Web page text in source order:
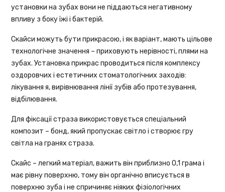
установки на зубах вони не піддаються негативному
впливу з боку їжі і бактерій.
Скайси можуть бути прикрасою, і як варіант, мають цільове
технологічне значення – приховують нерівності, плями на
зубах. Установка прикрас проводиться після комплексу
оздоровчих і естетичних стоматологічних заходів:
лікування я, вирівнювання лінії зубів або протезування,
відбілювання.
Для фіксації страза використовується спеціальний
композит – бонд, який пропускає світло і створює гру
світла на гранях страза.
Скайс – легкий матеріал, важить він приблизно 0,1 грама і
має рівну поверхню, тому він органічно вписується в
поверхню зуба і не спричиняє ніяких фізіологічних